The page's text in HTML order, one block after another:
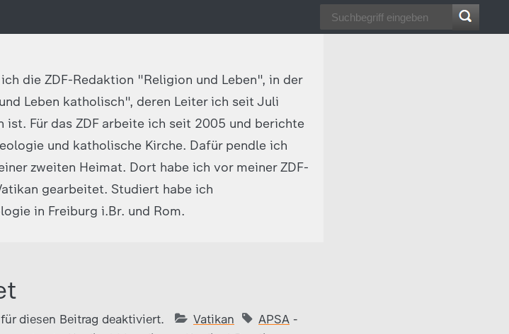
die ZDF-Redaktion "Religion und Leben", in der
Leben katholisch", deren Leiter ich seit Juli
ist. Für das ZDF arbeite ich seit 2005 und berichte
und katholische Kirche. Dafür pendle ich
zweiten Heimat. Dort habe ich vor meiner ZDF-
gearbeitet. Studiert habe ich
in Freiburg i.Br. und Rom.
diesen Beitrag deaktiviert. Vatikan APSA -